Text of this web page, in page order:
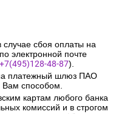
сбоя оплаты на
электронной почте
+7(495)128-48-87).
платежный шлюз ПАО
Вам способом.
картам любого банка
комиссий и в строгом